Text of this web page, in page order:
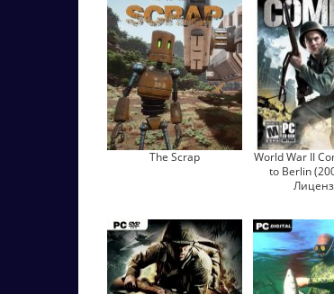
The Scrap
World War II
to Berlin